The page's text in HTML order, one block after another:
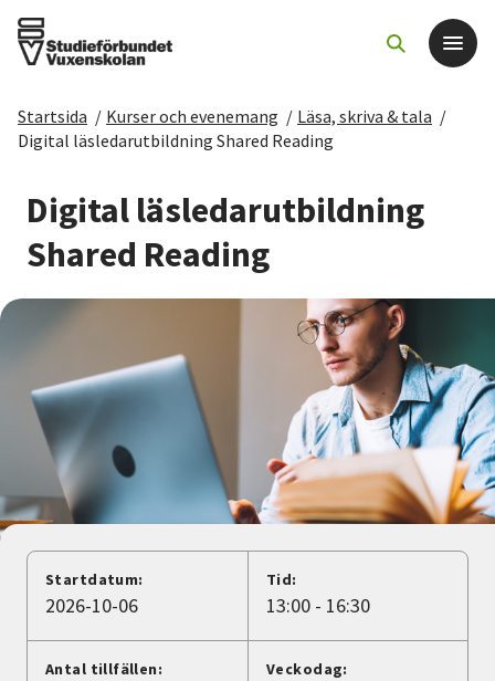
Det här gör vi
För dig som
Sök kurser och evenemang
Om SV
Starta studiecirkel
Cirkelledare
Nyheter
Avdelningar
Lyssna
Startsida / Kurser och evenemang / Läsa, skriva & tala /
Digital läsledarutbildning Shared Reading
Digital läsledarutbildning
Shared Reading
Startdatum:
2026-10-06
Tid:
13:00 - 16:30
Antal tillfällen: Veckodag: